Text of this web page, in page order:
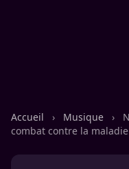
Accueil › Musique ›
combat contre la